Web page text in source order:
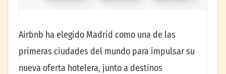
Airbnb ha elegido Madrid como una de las
primeras ciudades del mundo para impulsar su
nueva oferta hotelera, junto a destinos